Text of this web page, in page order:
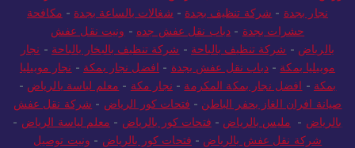
ورش مبيدات بجدة -دباب نقل اغراض بجدة-تنظيف كنب بالبخار بجدة
نجار بجدة -شركة تنظيف بجدة -شغالات بالساعة بجدة-مكافحة
حشرات بجدة- دباب نقل عفش جده-ونيت نقل عفش
بالرياض-شركة تنظيف بالباحة-شركة تنظيف بالبخار بالباحة -نجار
موبيليا بمكة -دباب نقل عفش بجدة-افضل نجار بمكة- نجار موبيليا
بمكة -افضل نجار بمكة المكرمة-نجار مكة-معلم لياسة بالرياض-
صيانة افران الغاز بحفر الباطن-فتحات كور الرياض- شركة نقل عفش
بالرياض- مليس بالرياض -فتحات كور بالرياض -معلم لياسة الرياض